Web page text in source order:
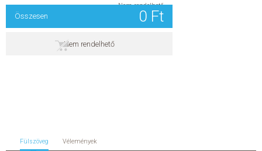
Nem rendelhető
Nem rendelhető
Összesen 0 Ft
Fülszöveg Vélemények
SEGÍTHETEK?
HÍREK